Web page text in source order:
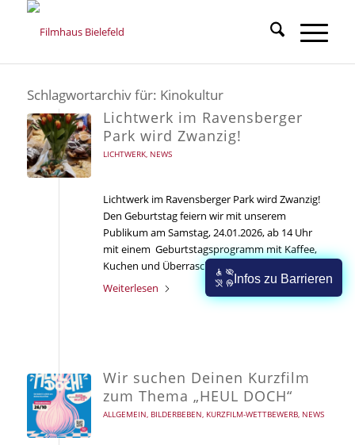
Schlagwortarchiv für: Kinokultur
Lichtwerk im Ravensberger
Park wird Zwanzig!
LICHTWERK, NEWS
Lichtwerk im Ravensberger Park wird Zwanzig!
Den Geburtstag feiern wir mit unserem
Publikum am Samstag, 24.01.2026, ab 14 Uhr
mit einem Geburtstagsprogramm mit Kaffee,
Kuchen und Überraschungsfilm im
Weiterlesen
Wir suchen Deinen Kurzfilm
zum Thema „HEUL DOCH“
ALLGEMEIN, BILDERBEBEN, KURZFILM-WETTBEWERB, NEWS
Infos zu Barrieren